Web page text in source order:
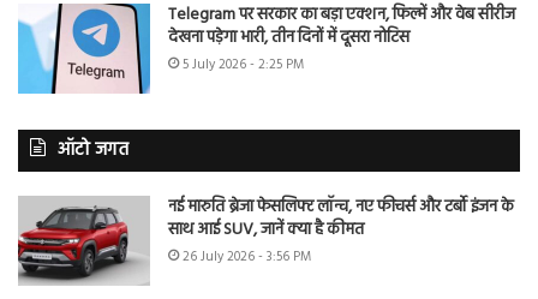
Telegram पर सरकार का बड़ा एक्शन, फिल्में और वेब सीरीज
देखना पड़ेगा भारी, तीन दिनों में दूसरा नोटिस
5 July 2026 - 2:25 PM
ऑटो जगत
नई मारुति ब्रेजा फेसलिफ्ट लॉन्च, नए फीचर्स और टर्बो इंजन के
साथ आई SUV, जानें क्या है कीमत
26 July 2026 - 3:56 PM